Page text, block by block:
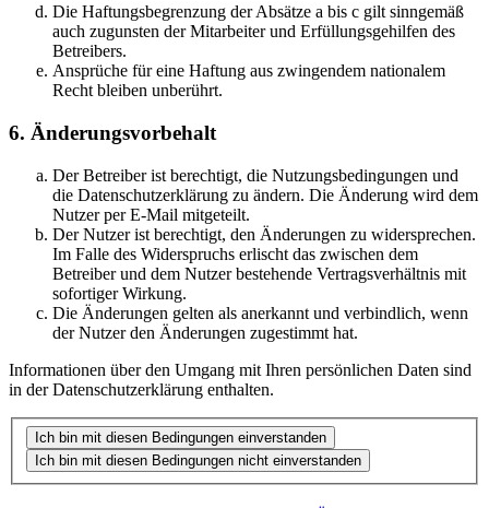
Die Haftungsbegrenzung der Absätze a bis c gilt sinngemäß
auch zugunsten der Mitarbeiter und Erfüllungsgehilfen des
Betreibers.
Ansprüche für eine Haftung aus zwingendem nationalem
Recht bleiben unberührt.
6. Änderungsvorbehalt
Der Betreiber ist berechtigt, die Nutzungsbedingungen und
die Datenschutzerklärung zu ändern. Die Änderung wird dem
Nutzer per E-Mail mitgeteilt.
Der Nutzer ist berechtigt, den Änderungen zu widersprechen.
Im Falle des Widerspruchs erlischt das zwischen dem
Betreiber und dem Nutzer bestehende Vertragsverhältnis mit
sofortiger Wirkung.
Die Änderungen gelten als anerkannt und verbindlich, wenn
der Nutzer den Änderungen zugestimmt hat.
Informationen über den Umgang mit Ihren persönlichen Daten sind
in der Datenschutzerklärung enthalten.